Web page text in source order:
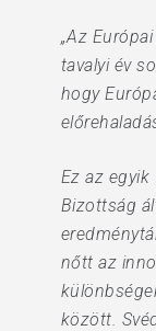
„Az
tavalyi év
hogy
Ez az
Bizottság
nőtt az
között.